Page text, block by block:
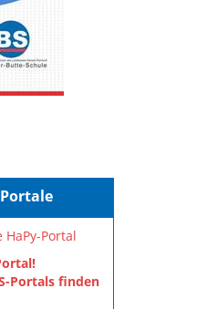
Portal
Portals finden